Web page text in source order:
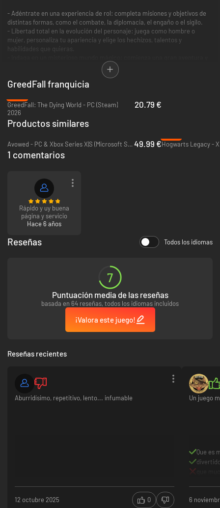
- Adéntrate en una experiencia de rol: completa misiones y objetivos de
distintas formas, como el combate, la diplomacia, el engaño o el sigilo.
- Libertad total en la evolución del personaje: juega como hombre o
mujer, personaliza tu apariencia y elige los hechizos, talentos y
habilidades que quieras.
descubre antiguos secretos que se hallan protegidos por criaturas
sobrenaturales, la manifestación de la magia terrenal de la isla.
muy mejorados, carga rápida y ¡60 FPS en modo de rendimiento!
GreedFall franquicia
GreedFall: The Dying World - PC (Steam)
2026
20.79 €
Productos similares
Avowed - PC & Xbox Series X|S (Microsoft Store) 49.99 €Hogwarts Legacy -
1 comentarios
Rápido y uy buena
página y servicio
Hace 6 años
Reseñas Todos los idiomas
7
Puntuación media de las reseñas
basada en 64 reseñas, todos los idiomas incluidos
¡Valora este juego!
Reseñas recientes
Aburridísimo, repetitivo, lento... infumable
12 octubre 2025 0
Un juego
Que es
6